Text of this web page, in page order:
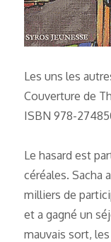
Les uns les
Couverture de
ISBN 978-
Le hasard est
céréales. Sacha
milliers de
et a gagné un
mauvais sort,